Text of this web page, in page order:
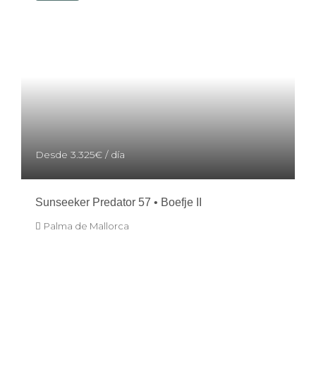
Desde 3.325€ / día
Sunseeker Predator 57 • Boefje II
Palma de Mallorca